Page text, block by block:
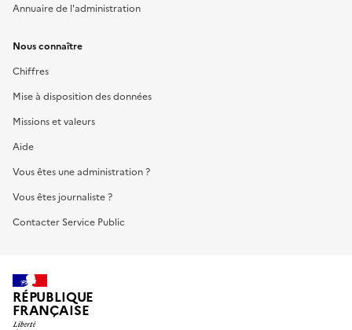
Annuaire de l'administration
Nous connaître
Chiffres
Mise à disposition des données
Missions et valeurs
Aide
Vous êtes une administration ?
Vous êtes journaliste ?
Contacter Service Public
RÉPUBLIQUE
FRANÇAISE